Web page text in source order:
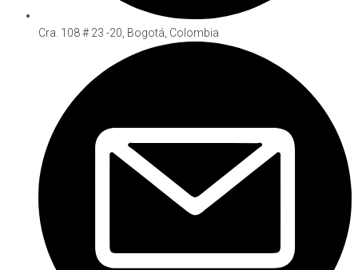
Cra. 108 # 23 -20, Bogotá, Colombia